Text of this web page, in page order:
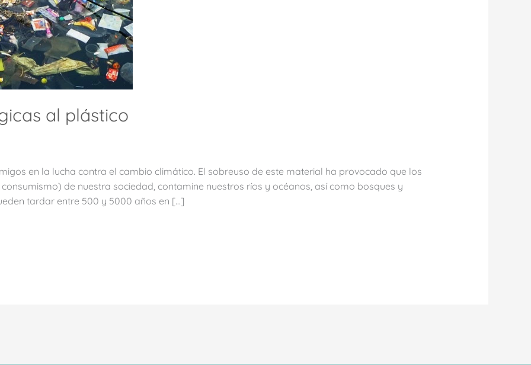
al plástico
en la lucha contra el cambio climático. El sobreuso de este material ha provocado que los
de nuestra sociedad, contamine nuestros ríos y océanos, así como bosques y
tardar entre 500 y 5000 años en […]